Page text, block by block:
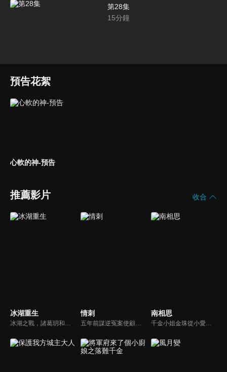
第28集
15分鐘
預告花絮
心軟的神-預告
推薦影片 收合
冰湖重生 情刺
五年前謀逆冤案使顧君遙滿門慘死，她委身神秘組織隱忍數載只為復仇，皇子岳瑾宸便是她復仇最好的刀。誰曾想宛如謫仙的白蓮竟是心思深沉的惡鬼，步步為營卻終成傀儡。一邊慾望肆意燃燒，一邊深宮危機重重，她該何去何從？
南相思
千金小姐金珠從小愛戀寧王周南梔，並如願嫁給了他，可在新婚之夜卻意外看到彈幕，發覺自己竟是古言漫畫中的炮灰女配，開局即下線，死在了新婚之夜。為了求生，金珠決定求助於男主的政敵 “無根丞相”反派樓肆意，兩個人一個炮灰，一個反派，卻在你來我往的交鋒中漸生情愫。